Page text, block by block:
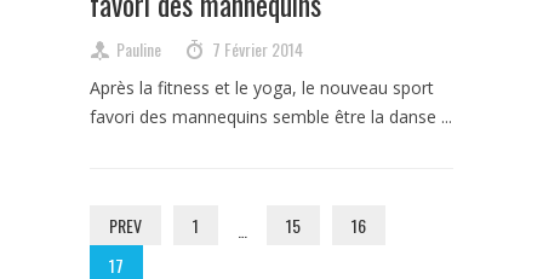
Pauline 7 Février 2014
Après la fitness et le yoga, le nouveau sport
favori des mannequins semble être la danse ...
PREV 1 15
16
17